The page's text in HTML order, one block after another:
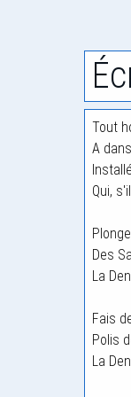
Tout
A
Qui,
Des
La
Fais
Polis
La